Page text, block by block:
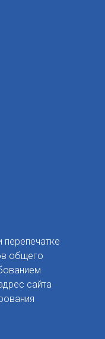
перепечатке
общего
сайта